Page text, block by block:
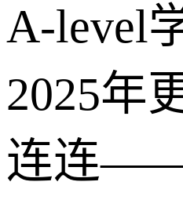
A-level
2025年
连连